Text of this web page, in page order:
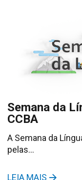
Semana da
CCBA
A Semana da
pelas…
LEIA MAIS